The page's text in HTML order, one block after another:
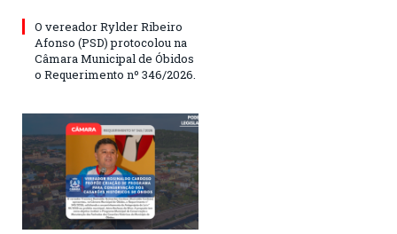
O vereador Rylder Ribeiro
Afonso (PSD) protocolou na
Câmara Municipal de Óbidos
o Requerimento nº 346/2026.